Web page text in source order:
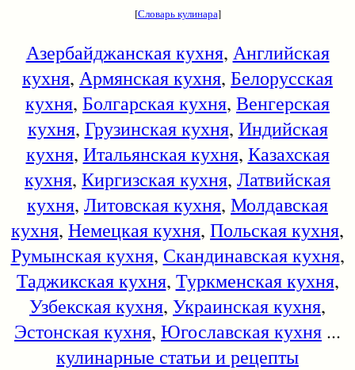
[Словарь кулинара]
Азербайджанская кухня, Английская
кухня, Армянская кухня, Белорусская
кухня, Болгарская кухня, Венгерская
кухня, Грузинская кухня, Индийская
кухня, Итальянская кухня, Казахская
кухня, Киргизская кухня, Латвийская
кухня, Литовская кухня, Молдавская
кухня, Немецкая кухня, Польская кухня,
Румынская кухня, Скандинавская кухня,
Таджикская кухня, Туркменская кухня,
Узбекская кухня, Украинская кухня,
Эстонская кухня, Югославская кухня ...
кулинарные статьи и рецепты